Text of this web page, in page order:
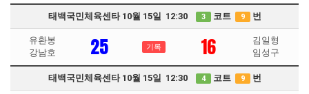
태백국민체육센타 10월 15일 12:30 3 코트 9 번
유환봉
강남호
25 기록 16
김일형
임성구
태백국민체육센타 10월 15일 12:30 4 코트 9 번